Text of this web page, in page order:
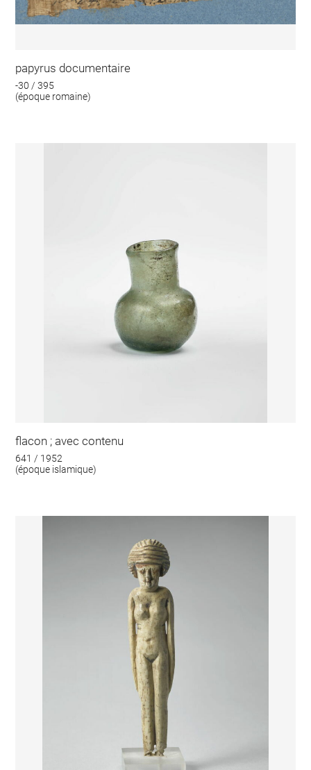
papyrus documentaire
-30 / 395
(époque romaine)
flacon ; avec contenu
641 / 1952
(époque islamique)